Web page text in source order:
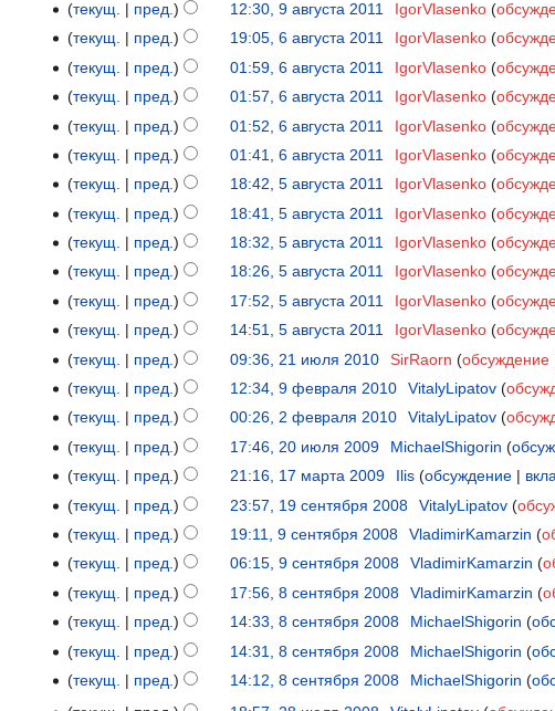
н
и
я
п
р
в
к
и
п
и
с
н
и
я
п
р
в
к
и
августа
2011
текущ. пред. 12:30, 9 августа 2011 IgorVlasenko
августа
2011
текущ. пред. 19:05, 6 августа 2011 IgorVlasenko
текущ.
пред. 01:59, 6 августа 2011 IgorVlasenko
текущ.
пред. 01:57, 6 августа 2011 IgorVlasenko
текущ.
пред. 01:52, 6 августа 2011 IgorVlasenko
текущ.
пред. 01:41, 6 августа 2011 IgorVlasenko
августа
2011
текущ. пред. 18:42, 5 августа 2011 IgorVlasenko
текущ.
пред. 18:41, 5 августа 2011 IgorVlasenko
текущ.
пред. 18:32, 5 августа 2011 IgorVlasenko
текущ.
пред. 18:26, 5 августа 2011 IgorVlasenko
текущ.
пред. 17:52, 5 августа 2011 IgorVlasenko
Н
т
о
п
и
с
н
и
я
п
р
в
к
текущ. пред. 14:51, 5 августа 2011 IgorVlasenko
21
июля
2010
текущ. пред. 09:36, 21 июля 2010 SirRaorn обсуждение
февраля
2010
текущ. пред. 12:34, 9 февраля 2010 VitalyLipatov
Н
т
о
п
и
с
н
и
я
п
р
февраля
2010
текущ. пред. 00:26, 2 февраля 2010 VitalyLipatov
Н
т
о
п
и
с
н
и
я
20
июля
2009
текущ. пред. 17:46, 20 июля 2009 MichaelShigorin
17
марта
2009
текущ. пред. 21:16, 17 марта 2009 Ilis обсуждение
Н
т
о
п
и
с
н
19
сентября
2008
текущ. пред. 23:57, 19 сентября 2008 VitalyLipatov
сентября
2008
текущ. пред. 19:11, 9 сентября 2008 VladimirKamarzin
текущ.
пред. 06:15, 9 сентября 2008 VladimirKamarzin
сентября
2008
текущ. пред. 17:56, 8 сентября 2008 VladimirKamarzin
Н
т
о
текущ. пред. 14:33, 8 сентября 2008 MichaelShigorin
текущ.
пред. 14:31, 8 сентября 2008 MichaelShigorin
текущ.
пред. 14:12, 8 сентября 2008 MichaelShigorin